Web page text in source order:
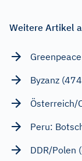
Weitere Artikel
Byzanz
Österreich/
Peru:
DDR/Polen